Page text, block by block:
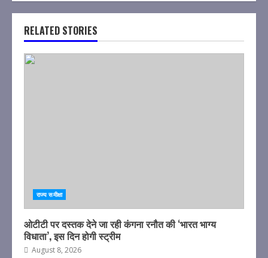
RELATED STORIES
राज्य समीक्षा
ओटीटी पर दस्तक देने जा रही कंगना रनौत की ‘भारत भाग्य
विधाता’, इस दिन होगी स्ट्रीम
August 8, 2026